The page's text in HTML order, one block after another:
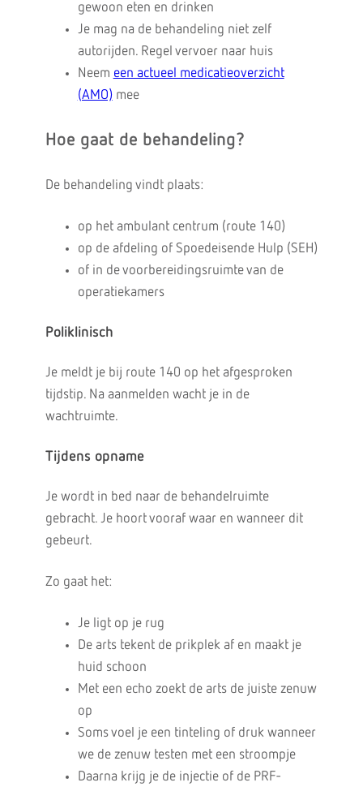
gewoon eten en drinken
Je mag na de behandeling niet zelf
autorijden. Regel vervoer naar huis
Neem een actueel medicatieoverzicht
(AMO)mee
Hoe gaat de behandeling?
De behandeling vindt plaats:
op het ambulant centrum (route 140)
op de afdeling of Spoedeisende Hulp (SEH)
of in de voorbereidingsruimte van de
operatiekamers
Poliklinisch
Je meldt je bij route 140 op het afgesproken
tijdstip. Na aanmelden wacht je in de
wachtruimte.
Tijdens opname
Je wordt in bed naar de behandelruimte
gebracht. Je hoort vooraf waar en wanneer dit
gebeurt.
Zo gaat het:
Je ligt op je rug
De arts tekent de prikplek af en maakt je
huid schoon
Met een echo zoekt de arts de juiste zenuw
op
Soms voel je een tinteling of druk wanneer
we de zenuw testen met een stroompje
Daarna krijg je de injectie of de PRF-